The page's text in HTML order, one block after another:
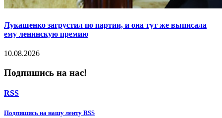
Лукашенко загрустил по партии, и она тут же выписала
ему ленинскую премию
10.08.2026
Подпишись на нас!
RSS
Подпишиcь на нашу ленту RSS